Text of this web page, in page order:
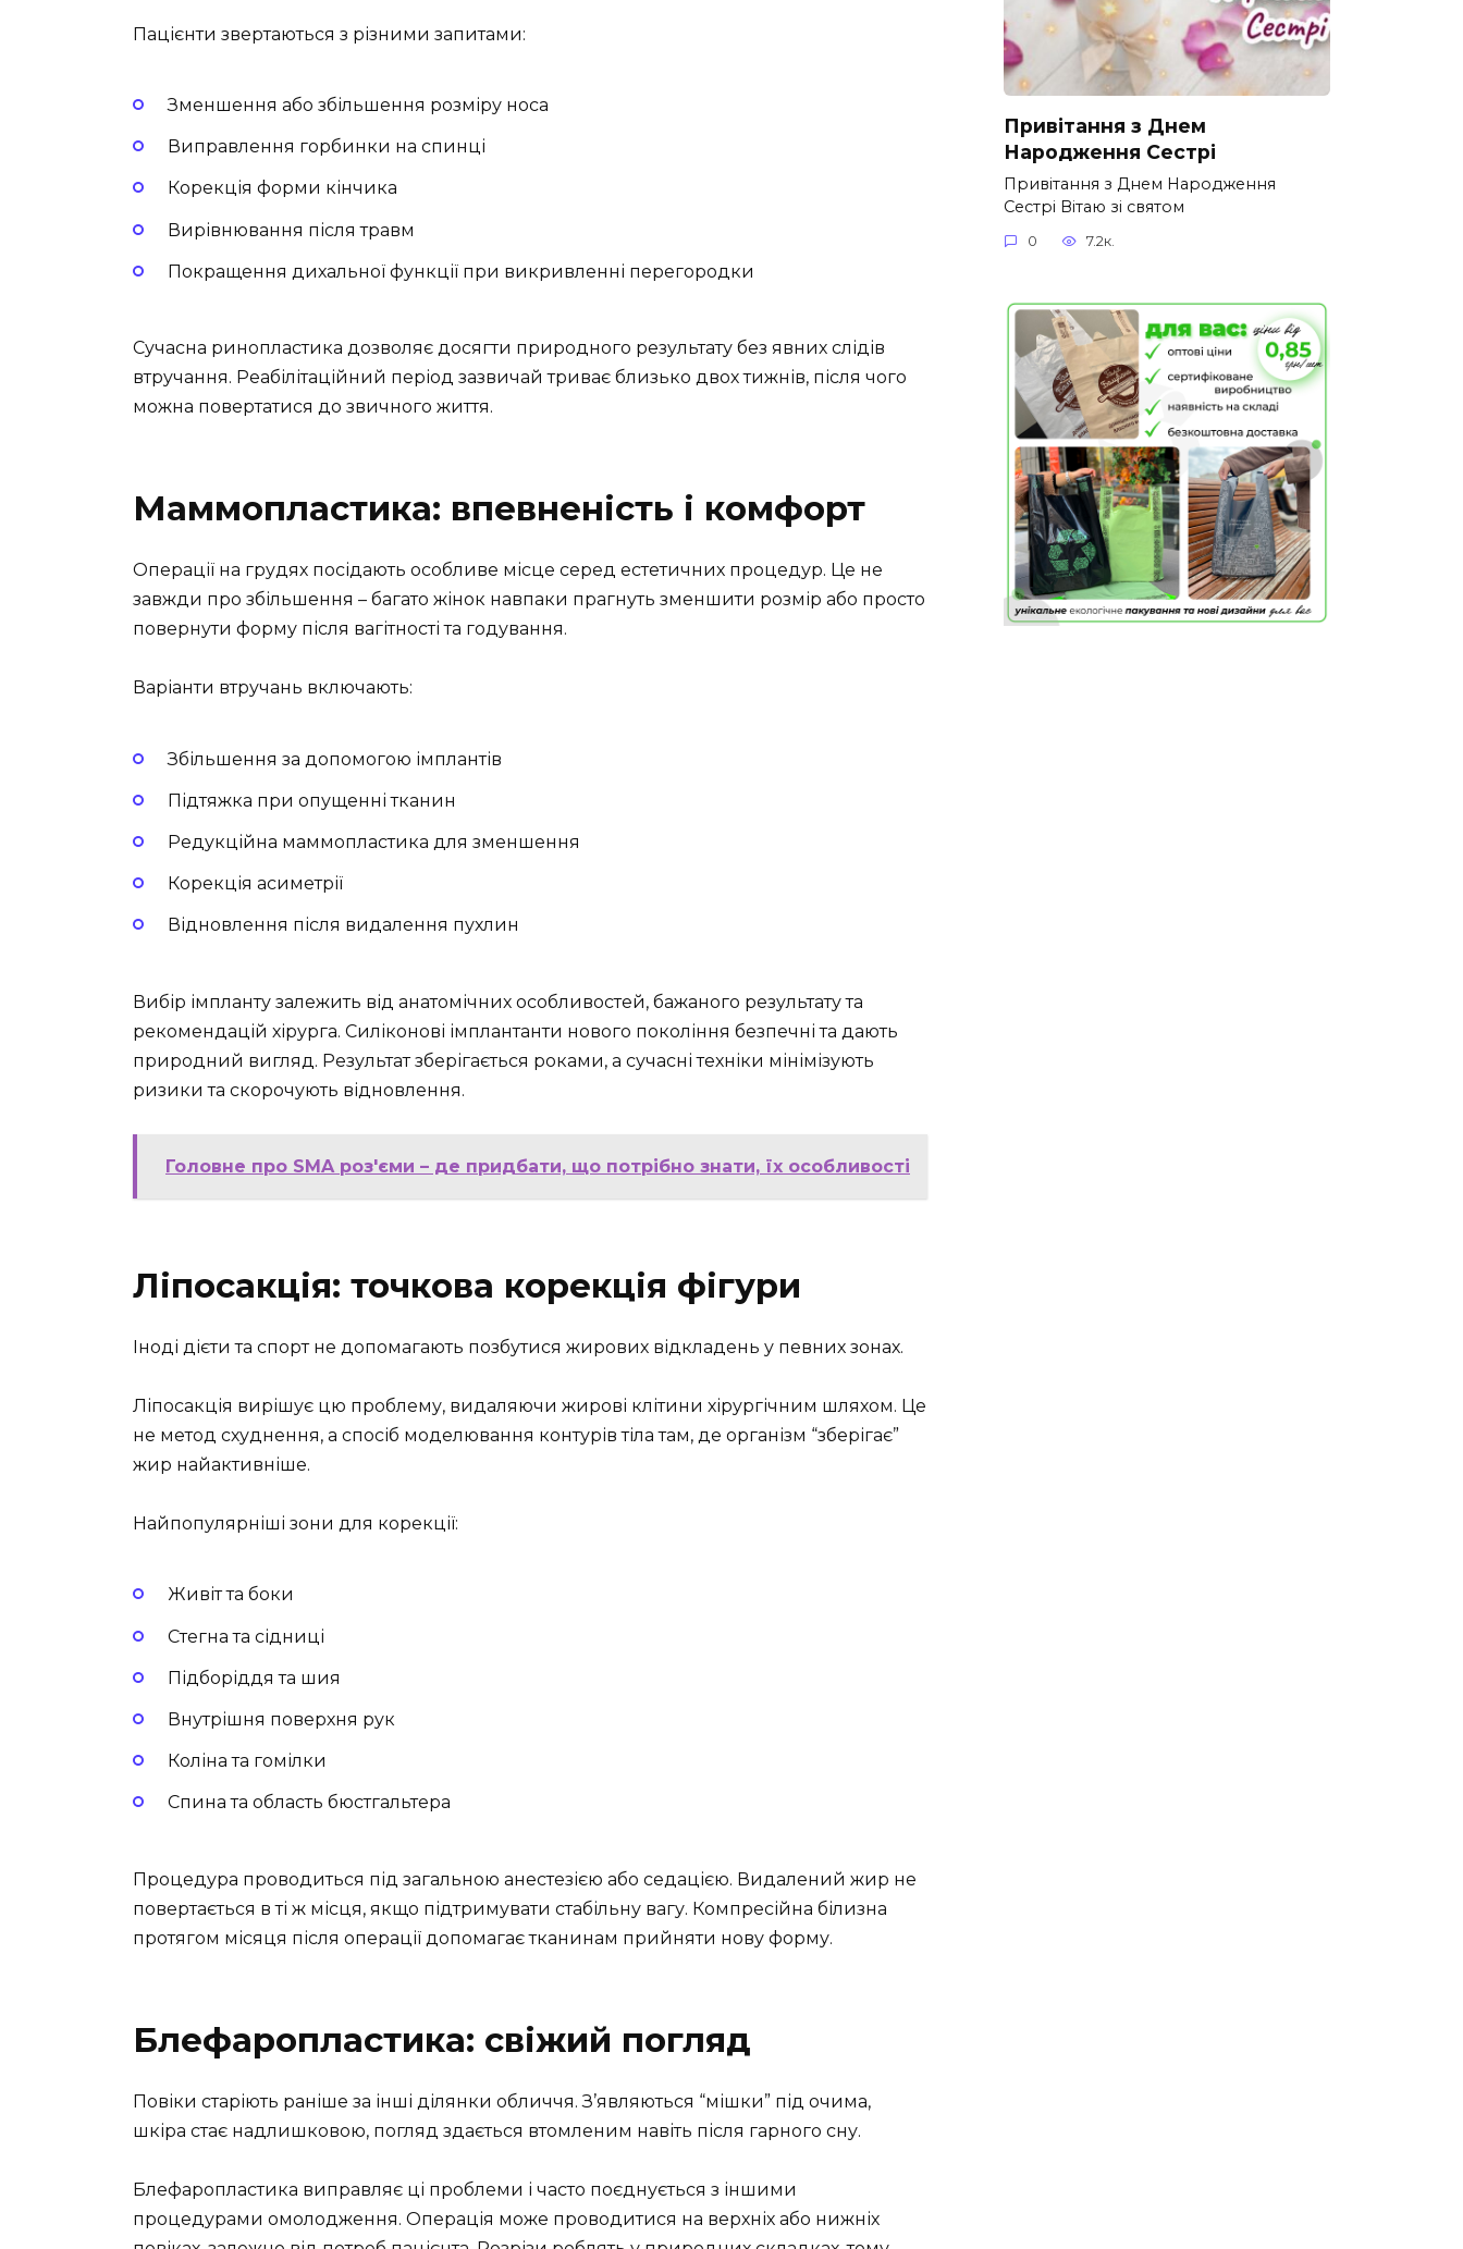
Пацієнти звертаються з різними запитами:
Зменшення або збільшення розміру носа
Виправлення горбинки на спинці
Корекція форми кінчика
Вирівнювання після травм
Покращення дихальної функції при викривленні перегородки
Сучасна ринопластика дозволяє досягти природного результату без явних слідів
втручання. Реабілітаційний період зазвичай триває близько двох тижнів, після чого
можна повертатися до звичного життя.
Маммопластика: впевненість і комфорт
Операції на грудях посідають особливе місце серед естетичних процедур. Це не
завжди про збільшення – багато жінок навпаки прагнуть зменшити розмір або просто
повернути форму після вагітності та годування.
Варіанти втручань включають:
Збільшення за допомогою імплантів
Підтяжка при опущенні тканин
Редукційна маммопластика для зменшення
Корекція асиметрії
Відновлення після видалення пухлин
Вибір імпланту залежить від анатомічних особливостей, бажаного результату та
рекомендацій хірурга. Силіконові імплантанти нового покоління безпечні та дають
природний вигляд. Результат зберігається роками, а сучасні техніки мінімізують
ризики та скорочують відновлення.
Головне про SMA роз'єми – де придбати, що потрібно знати, їх особливості
Ліпосакція: точкова корекція фігури
Іноді дієти та спорт не допомагають позбутися жирових відкладень у певних зонах.
Ліпосакція вирішує цю проблему, видаляючи жирові клітини хірургічним шляхом. Це
не метод схуднення, а спосіб моделювання контурів тіла там, де організм “зберігає”
жир найактивніше.
Найпопулярніші зони для корекції:
Живіт та боки
Стегна та сідниці
Підборіддя та шия
Внутрішня поверхня рук
Коліна та гомілки
Спина та область бюстгальтера
Процедура проводиться під загальною анестезією або седацією. Видалений жир не
повертається в ті ж місця, якщо підтримувати стабільну вагу. Компресійна білизна
протягом місяця після операції допомагає тканинам прийняти нову форму.
Блефаропластика: свіжий погляд
Повіки старіють раніше за інші ділянки обличчя. З’являються “мішки” під очима,
шкіра стає надлишковою, погляд здається втомленим навіть після гарного сну.
Блефаропластика виправляє ці проблеми і часто поєднується з іншими
процедурами омолодження. Операція може проводитися на верхніх або нижніх
Привітання з Днем
Народження Сестрі
Привітання з Днем Народження
Сестрі Вітаю зі святом
0 7.2к.